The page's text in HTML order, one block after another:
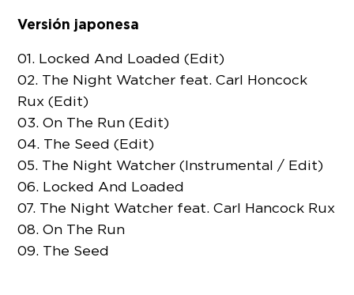
Versión japonesa
01. Locked And Loaded (Edit)
02. The Night Watcher feat. Carl Honcock
Rux (Edit)
03. On The Run (Edit)
04. The Seed (Edit)
05. The Night Watcher (Instrumental / Edit)
06. Locked And Loaded
07. The Night Watcher feat. Carl Hancock Rux
08. On The Run
09. The Seed